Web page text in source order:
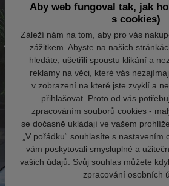
Aby web fungoval tak, jak
s cookies)
Záleží nám na tom, aby pro vás
zážitkem. Abyste na našich
hledáte, ušetřili spoustu klikání a
reklamy na věci, které vás
v zobrazení na které jste zvyklí a
přihlašovat. Proto od vás
zpracováním souborů cookies -
se dočasně ukládají ve vašem
„V pořádku“ souhlasíte s nastavením
vám poskytovali smysluplné a
vašich údajů. Svůj souhlas můžete
zpracování osobních